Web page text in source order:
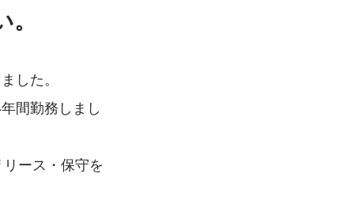
した。
間勤務しまし
ース・保守を